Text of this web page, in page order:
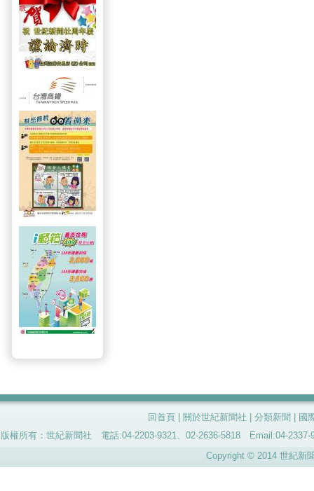
回首頁 關於世紀新聞社 分類新聞
國
版權所有：世紀新聞社 電話:04-2203-9321、02-2636-5818 Email:04-
Copyright © 2014 世紀新